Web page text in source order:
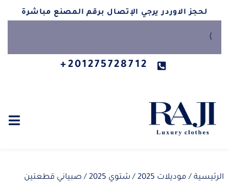
لحجز الاوردر يرجي الإتصال برقم المصنع مباشرة
}
201275728712+
الرئيسية / موديلات 2025 / شتوي 2025
/ صبياني قطعتين